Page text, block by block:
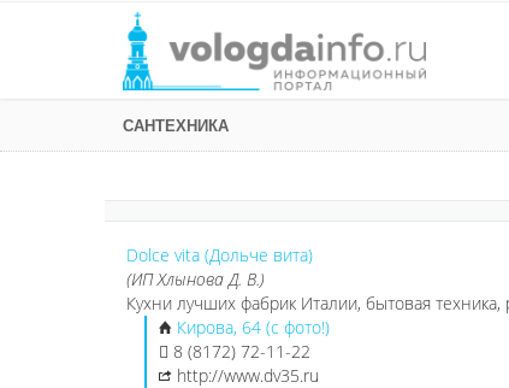
САНТЕХНИКА
Dolce vita (Дольче вита)
(ИП Хлынова Д. В.)
Кухни лучших фабрик Италии, бытовая
Кирова, 64 (с фото!)
8 (8172) 72-11-22
http://www.dv35.ru